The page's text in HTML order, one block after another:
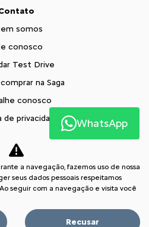
somos
conosco
Test Drive
na Saga
conosco
privacidade
Blog
bem maior é a vida.
WhatsApp
a navegação, fazemos uso de nossa
seus dados pessoais respeitamos
seguir com a navegação e visita você
Recusar